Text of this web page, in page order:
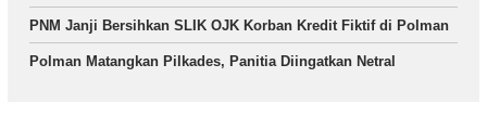
PNM Janji Bersihkan SLIK OJK Korban Kredit Fiktif di Polman
Polman Matangkan Pilkades, Panitia Diingatkan Netral